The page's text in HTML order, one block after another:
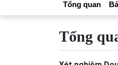
Tổng quan
Tổng